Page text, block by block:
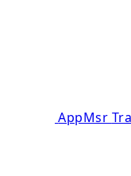
AppMsr